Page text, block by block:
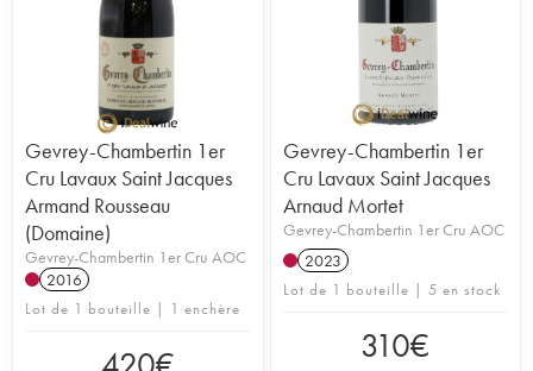
Gevrey-Chambertin 1er
Cru Lavaux Saint Jacques
Armand Rousseau
(Domaine)
Gevrey-Chambertin 1er Cru AOC
2016
Lot de 1 bouteille | 1 enchère
Gevrey-Chambertin 1er
Cru Lavaux Saint Jacques
Arnaud Mortet
Gevrey-Chambertin 1er Cru AOC
2023
Lot de 1 bouteille | 5 en stock
310€